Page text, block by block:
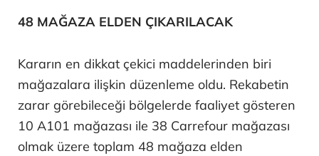
48 MAĞAZA ELDEN ÇIKARILACAK
Kararın en dikkat çekici maddelerinden biri
mağazalara ilişkin düzenleme oldu. Rekabetin
zarar görebileceği bölgelerde faaliyet gösteren
10 A101 mağazası ile 38 Carrefour mağazası
olmak üzere toplam 48 mağaza elden